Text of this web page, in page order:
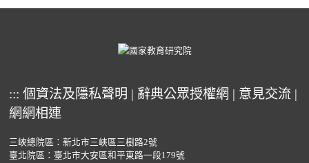
::: 個資法及隱私聲明 | 辭典公眾授權網 | 意見交流 |
網網相連
三峽總院區：新北市三峽區三樹路2號
臺北院區：臺北市大安區和平東路一段179號